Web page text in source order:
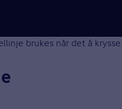
brukes når det å